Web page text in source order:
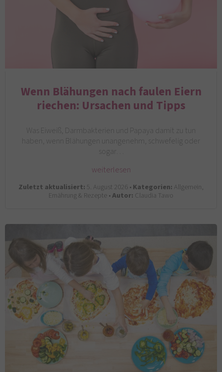
Wenn Blähungen nach faulen Eiern
riechen: Ursachen und Tipps
Was Eiweiß, Darmbakterien und Papaya damit zu tun
haben, wenn Blähungen unangenehm, schwefelig oder
sogar…
weiterlesen
Zuletzt aktualisiert: 5. August 2026 •Kategorien: Allgemein,
Ernährung & Rezepte •Autor: Claudia Tawo